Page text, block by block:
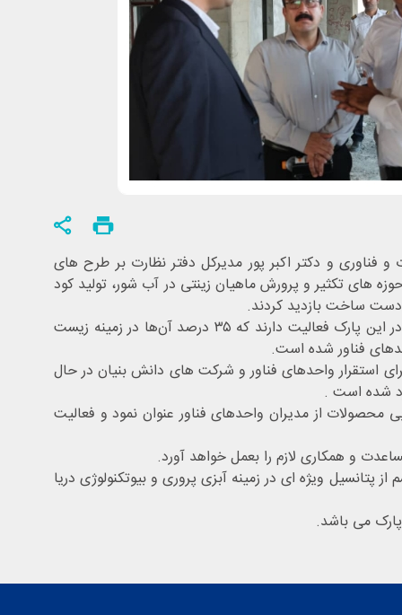
فناوری و دکتر اکبر پور مدیرکل دفتر نظارت بر طرح های
های تکثیر و پرورش ماهیان زینتی در آب شور، تولید کود
دست ساخت بازدید کردند.
در حال حاضر، ۷۳ واحد فناور و دانش ‌بنیان در حوزه ‌های زیست ‌فناوری دریا، صنایع غذایی، تجهیزات پزشکی، آرایشی و بهداشتی در این پارک فعالیت دارند که ۳۵ درصد آن‌ها در زمینه زیست
آزمایشگاهی و اداری برای استقرار واحدهای فناور و شرکت های دانش بنیان در حال
محصولات از مدیران واحدهای فناور عنوان نمود و فعالیت
و همکاری لازم را بعمل خواهد آورد.
ویژه ای در زمینه آبزی پروری و بیوتکنولوژی دریا
می باشد.